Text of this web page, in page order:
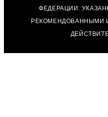
ФЕДЕРАЦИИ.
РЕКОМЕНДОВАННЫМИ